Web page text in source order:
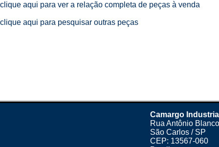
clique aqui para ver a relação completa de peças à venda
clique aqui para pesquisar outras peças
Camargo
Rua Antônio
São Carlos / SP
CEP: 13567-060